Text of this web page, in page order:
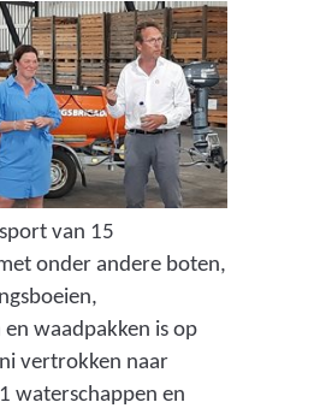
van 15
onder andere boten,
waadpakken is op
vertrokken naar
waterschappen en